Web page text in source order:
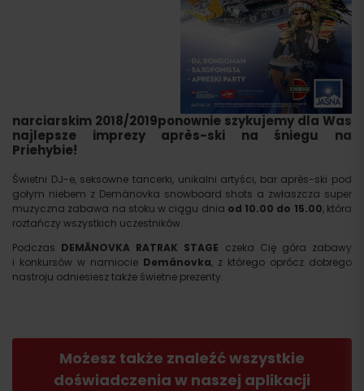
narciarskim 2018/2019ponownie szykujemy dla Was
najlepsze imprezy après-ski na śniegu na
Priehybie!
Świetni DJ-e, seksowne tancerki, unikalni artyści, bar après-ski pod
gołym niebem z Demänovka snowboard shots a zwłaszcza super
muzyczna zabawa na stoku w ciągu dnia od 10.00 do 15.00, która
roztańczy wszystkich uczestników.
Podczas DEMÄNOVKA RATRAK STAGE czeka Cię góra zabawy
i konkursów w namiocie Demänovka, z którego oprócz dobrego
nastroju odniesiesz także świetne prezenty.
Możesz także znaleźć wszystkie
doświadczenia w naszej aplikacji